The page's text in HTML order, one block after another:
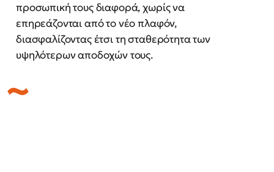
προσωπική τους διαφορά, χωρίς να
επηρεάζονται από το νέο πλαφόν,
διασφαλίζοντας έτσι τη σταθερότητα των
υψηλότερων αποδοχών τους.